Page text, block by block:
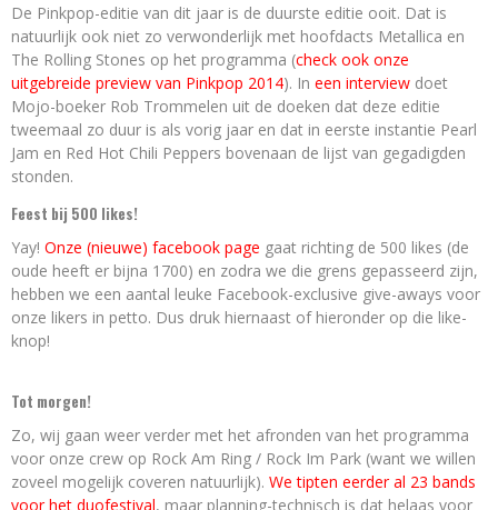
De Pinkpop-editie van dit jaar is de duurste editie ooit. Dat is
natuurlijk ook niet zo verwonderlijk met hoofdacts Metallica en
The Rolling Stones op het programma (check ook onze
uitgebreide preview van Pinkpop 2014). In een interview doet
Mojo-boeker Rob Trommelen uit de doeken dat deze editie
tweemaal zo duur is als vorig jaar en dat in eerste instantie Pearl
Jam en Red Hot Chili Peppers bovenaan de lijst van gegadigden
stonden.
Feest bij 500 likes!
Yay! Onze (nieuwe) facebook page gaat richting de 500 likes (de
oude heeft er bijna 1700) en zodra we die grens gepasseerd zijn,
hebben we een aantal leuke Facebook-exclusive give-aways voor
onze likers in petto. Dus druk hiernaast of hieronder op die like-
knop!
Tot morgen!
Zo, wij gaan weer verder met het afronden van het programma
voor onze crew op Rock Am Ring / Rock Im Park (want we willen
zoveel mogelijk coveren natuurlijk). We tipten eerder al 23 bands
voor het duofestival, maar planning-technisch is dat helaas voor